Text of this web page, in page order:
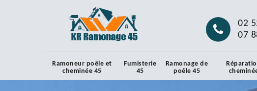
02
07
Ramoneur poêle et
cheminée 45
Fumisterie
45
Ramonage de
poêle 45